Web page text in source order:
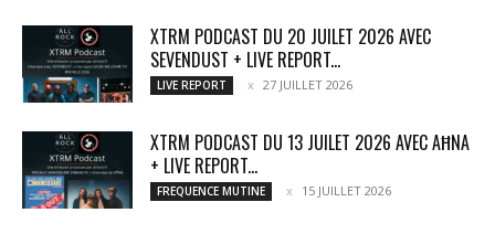
XTRM PODCAST DU 20 JUILET 2026 AVEC
SEVENDUST + LIVE REPORT...
LIVE REPORT 27 JUILLET 2026
XTRM PODCAST DU 13 JUILET 2026 AVEC AĦNA
+ LIVE REPORT...
FREQUENCE MUTINE 15 JUILLET 2026